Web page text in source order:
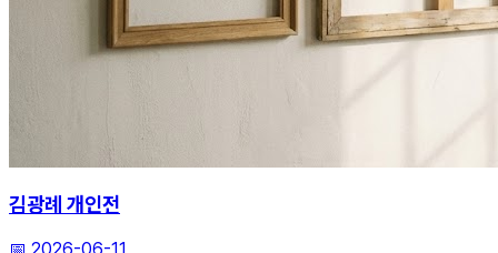
김광례 개인전